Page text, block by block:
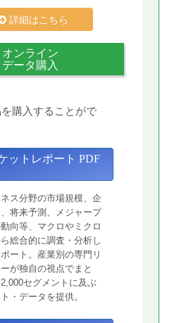
詳細はこちら
オンライン
データ購入
購入することがで
ットレポート PDF
ス分野の市場規模、企
将来予測、メジャープ
向等、マクロやミクロ
総合的に調査・分析し
ート。産業別の専門リ
が独自の視点でまと
セグメントに及ぶ
・データを提供。